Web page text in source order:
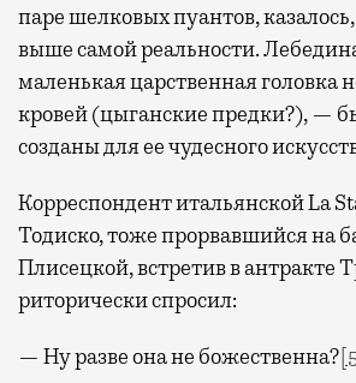
паре шелковых пуантов,
выше самой реальности.
маленькая царственная головка
кровей (цыганские предки?), —
созданы для ее чудесного
Корреспондент итальянской La
Тодиско, тоже прорвавшийся на
Плисецкой, встретив в антракте
риторически спросил:
— Ну разве она не божественна?[